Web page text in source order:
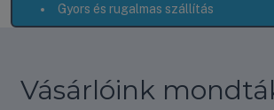
Gyors és rugalmas szállítás
Vásárlóink